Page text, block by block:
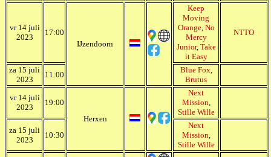
vr 14 juli
2023
17:00
IJzendoorn
Keep
Moving
Orange, No
Mercy
Junior, Take
it Easy
NTTO
za 15 juli
2023
11:00
Blue Fox
Brutus
vr 14 juli
2023
19:00
Herxen
Next
Mission
Stille Wille
za 15 juli
2023
10:30
Next
Mission
Stille Wille